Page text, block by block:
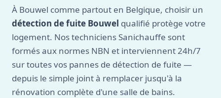
À Bouwel comme partout en Belgique, choisir un
détection de fuite Bouwel qualifié protège votre
logement. Nos techniciens Sanichauffe sont
formés aux normes NBN et interviennent 24h/7
sur toutes vos pannes de détection de fuite —
depuis le simple joint à remplacer jusqu'à la
rénovation complète d'une salle de bains.